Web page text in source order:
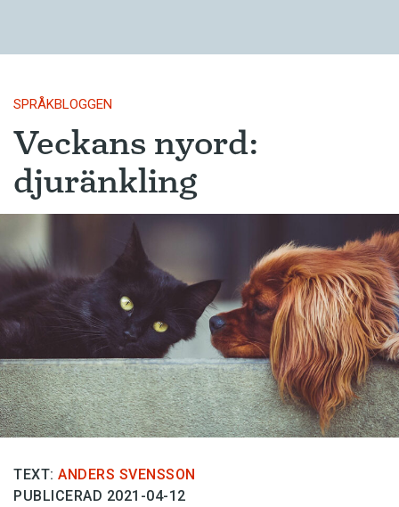
SPRÅKBLOGGEN
Veckans nyord:
djuränkling
TEXT: ANDERS SVENSSON
PUBLICERAD 2021-04-12